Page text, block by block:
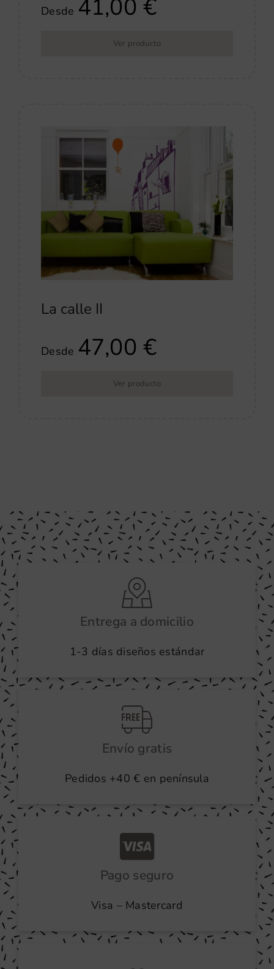
Desde 41,00€
Ver producto
La calle II
Desde 47,00€
Ver producto
Entrega a domicilio
1-3 días diseños estándar
Envío gratis
Pedidos +40 € en península
Pago seguro
Visa – Mastercard